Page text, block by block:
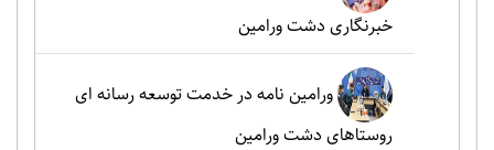
خبرنگاری دشت ورامین
ورامین نامه در خدمت توسعه رسانه ای
روستاهای دشت ورامین